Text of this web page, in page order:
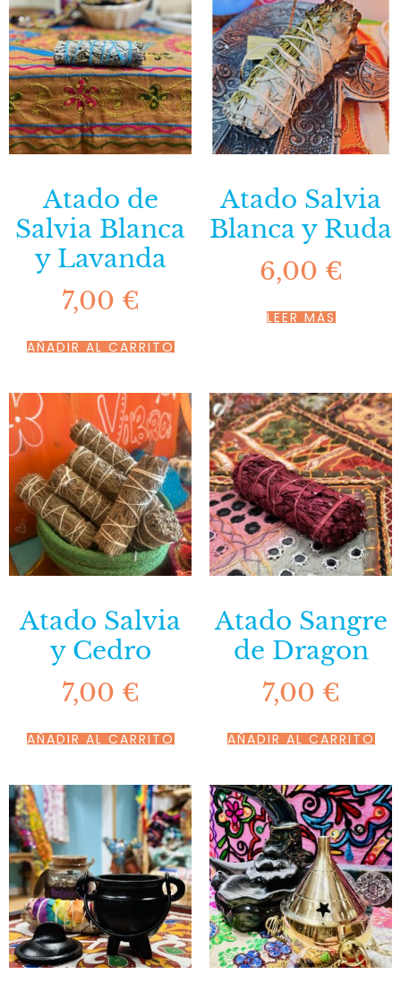
Atado de
Salvia Blanca
y Lavanda
7,00 €
AÑADIR AL CARRITO
Atado Salvia
Blanca y Ruda
6,00 €
LEER MÁS
Atado Salvia
y Cedro
7,00 €
AÑADIR AL CARRITO
Atado Sangre
de Dragon
7,00 €
AÑADIR AL CARRITO